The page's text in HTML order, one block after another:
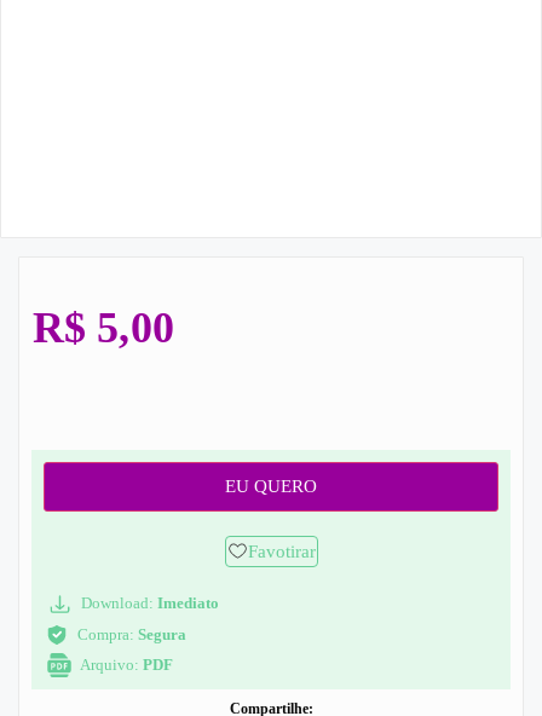
R$ 5,00
EU QUERO
Favotirar
Download: Imediato
Compra: Segura
Arquivo: PDF
Compartilhe: